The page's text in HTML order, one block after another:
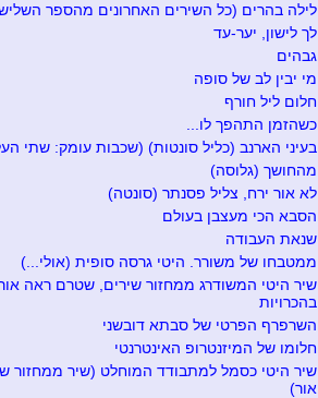
לילה בהרים (כל השירים האחרונים מהספר
לך לישון, יער-עד
גבהים
מי יבין לב של סופה
חלום ליל חורף
כשהזמן התהפך לו...
בעיני הארנב (כליל סונטות) (שכבות עומק: שתי
מהחושך (גלוסה)
לא אור ירח, צליל פסנתר (סונטה)
הסבא הכי מעצבן בעולם
שנאת העבודה
ממטבחו של משורר. היטי גרסה סופית (אולי...)
שיר היטי המשודרג ממחזור שירים, שטרם ראה
בהכרויות
השרפרף הפרטי של סבתא דובשני
חלומו של המיזנטרופ האינטרנטי
שיר היטי כסמל למתבודד המוחלט (שיר ממחזור
אור)